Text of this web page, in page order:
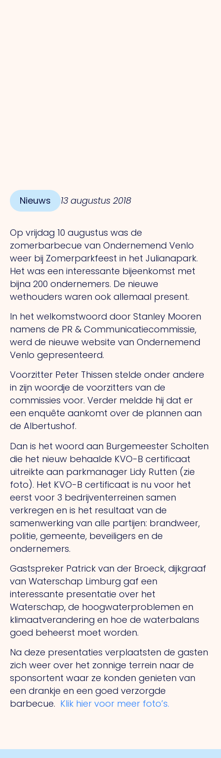
Nieuws 13 augustus 2018
Op vrijdag 10 augustus was de
zomerbarbecue van Ondernemend Venlo
weer bij Zomerparkfeest in het Julianapark.
Het was een interessante bijeenkomst met
bijna 200 ondernemers. De nieuwe
wethouders waren ook allemaal present.
In het welkomstwoord door Stanley Mooren
namens de PR & Communicatiecommissie,
werd de nieuwe website van Ondernemend
Venlo gepresenteerd.
Voorzitter Peter Thissen stelde onder andere
in zijn woordje de voorzitters van de
commissies voor. Verder meldde hij dat er
een enquête aankomt over de plannen aan
de Albertushof.
Dan is het woord aan Burgemeester Scholten
die het nieuw behaalde KVO-B certificaat
uitreikte aan parkmanager Lidy Rutten (zie
foto). Het KVO-B certificaat is nu voor het
eerst voor 3 bedrijventerreinen samen
verkregen en is het resultaat van de
samenwerking van alle partijen: brandweer,
politie, gemeente, beveiligers en de
ondernemers.
Gastspreker Patrick van der Broeck, dijkgraaf
van Waterschap Limburg gaf een
interessante presentatie over het
Waterschap, de hoogwaterproblemen en
klimaatverandering en hoe de waterbalans
goed beheerst moet worden.
Na deze presentaties verplaatsten de gasten
zich weer over het zonnige terrein naar de
sponsortent waar ze konden genieten van
een drankje en een goed verzorgde
barbecue. Klik hier voor meer foto’s.